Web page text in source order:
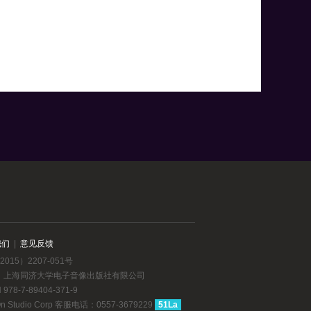
意见反馈
）2207-051号
海同济大学电子音像出版社有限公司
978-7-89404-371-9
Studio Corp 客服电话：0557-3679229
51La